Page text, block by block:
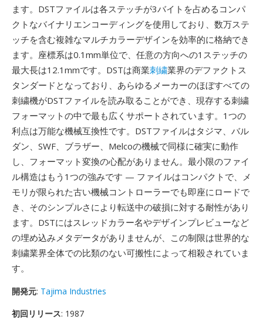
ます。DSTファイルは各ステッチが3バイトを占めるコンパ
クトなバイナリエンコーディングを使用しており、数万ステ
ッチを含む複雑なマルチカラーデザインを効率的に格納でき
ます。座標系は0.1mm単位で、任意の方向への1ステッチの
最大長は12.1mmです。DSTは商業刺繍業界のデファクトス
タンダードとなっており、あらゆるメーカーのほぼすべての
刺繍機がDSTファイルを読み取ることができ、現存する刺繍
フォーマットの中で最も広くサポートされています。1つの
利点は万能な機械互換性です。DSTファイルはタジマ、バル
ダン、SWF、ブラザー、Melcoの機械で同様に確実に動作
し、フォーマット変換の心配がありません。最小限のファイ
ル構造はもう1つの強みです — ファイルはコンパクトで、メ
モリが限られた古い機械コントローラーでも即座にロードで
き、そのシンプルさにより転送中の破損に対する耐性があり
ます。DSTにはスレッドカラー名やデザインプレビューなど
の埋め込みメタデータがありませんが、この制限は世界的な
刺繍業界全体での比類のない可搬性によって相殺されていま
す。
開発元: Tajima Industries
初回リリース: 1987